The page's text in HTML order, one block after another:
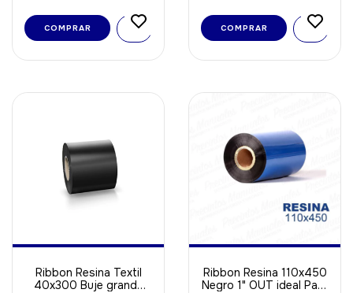
COMPRAR COMPRAR
Ribbon Resina Textil
40x300 Buje grande
Ribbon Resina 110x450
Negro 1" OUT ideal Para